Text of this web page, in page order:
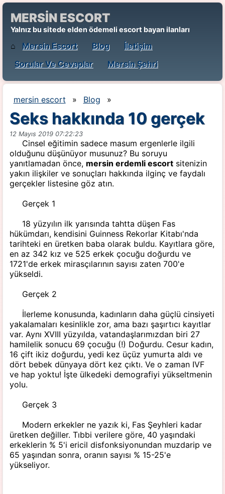
MERSİN ESCORT
Yalnız bu sitede elden ödemeli escort bayan ilanları
⌂ Mersin Escort Blog
İletişim
Sorular Ve Cevaplar
Mersin Şehri
mersin escort » Blog »
Seks hakkında 10 gerçek
12 Mayıs 2019 07:22:23
Cinsel eğitimin sadece masum ergenlerle ilgili
olduğunu düşünüyor musunuz? Bu soruyu
yanıtlamadan önce, mersin erdemli escortsitenizin
yakın ilişkiler ve sonuçları hakkında ilginç ve faydalı
gerçekler listesine göz atın.
Gerçek 1
18 yüzyılın ilk yarısında tahtta düşen Fas
hükümdarı, kendisini Guinness Rekorlar Kitabı'nda
tarihteki en üretken baba olarak buldu. Kayıtlara göre,
en az 342 kız ve 525 erkek çocuğu doğurdu ve
1721'de erkek mirasçılarının sayısı zaten 700'e
yükseldi.
Gerçek 2
İlerleme konusunda, kadınların daha güçlü cinsiyeti
yakalamaları kesinlikle zor, ama bazı şaşırtıcı kayıtlar
var. Aynı XVIII yüzyılda, vatandaşlarımızdan biri 27
hamilelik sonucu 69 çocuğu (!) Doğurdu. Cesur kadın,
16 çift ikiz doğurdu, yedi kez üçüz yumurta aldı ve
dört bebek dünyaya dört kez çıktı. Ve o zaman IVF
ve hap yoktu! İşte ülkedeki demografiyi yükseltmenin
yolu.
Gerçek 3
Modern erkekler ne yazık ki, Fas Şeyhleri ​​kadar
üretken değiller. Tıbbi verilere göre, 40 yaşındaki
erkeklerin % 5'i ericil disfonksiyonundan muzdarip ve
65 yaşından sonra, oranın sayısı % 15-25'e
yükseliyor.